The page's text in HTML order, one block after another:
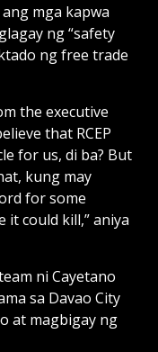
mga kapwa
ng “safety
ng free trade
the executive
that RCEP
for us, di ba? But
kung may
for some
it could kill,” aniya
ni Cayetano
sa Davao City
at magbigay ng